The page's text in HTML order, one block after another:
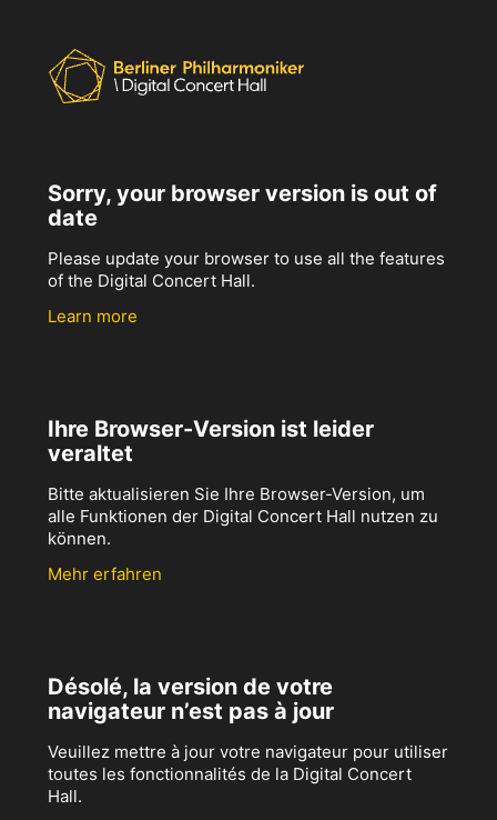
Sorry, your browser version is out of
date
Please update your browser to use all the features
of the Digital Concert Hall.
Learn more
Ihre Browser-Version ist leider
veraltet
Bitte aktualisieren Sie Ihre Browser-Version, um
alle Funktionen der Digital Concert Hall nutzen zu
können.
Mehr erfahren
Désolé, la version de votre
navigateur n’est pas à jour
Veuillez mettre à jour votre navigateur pour utiliser
toutes les fonctionnalités de la Digital Concert
Hall.